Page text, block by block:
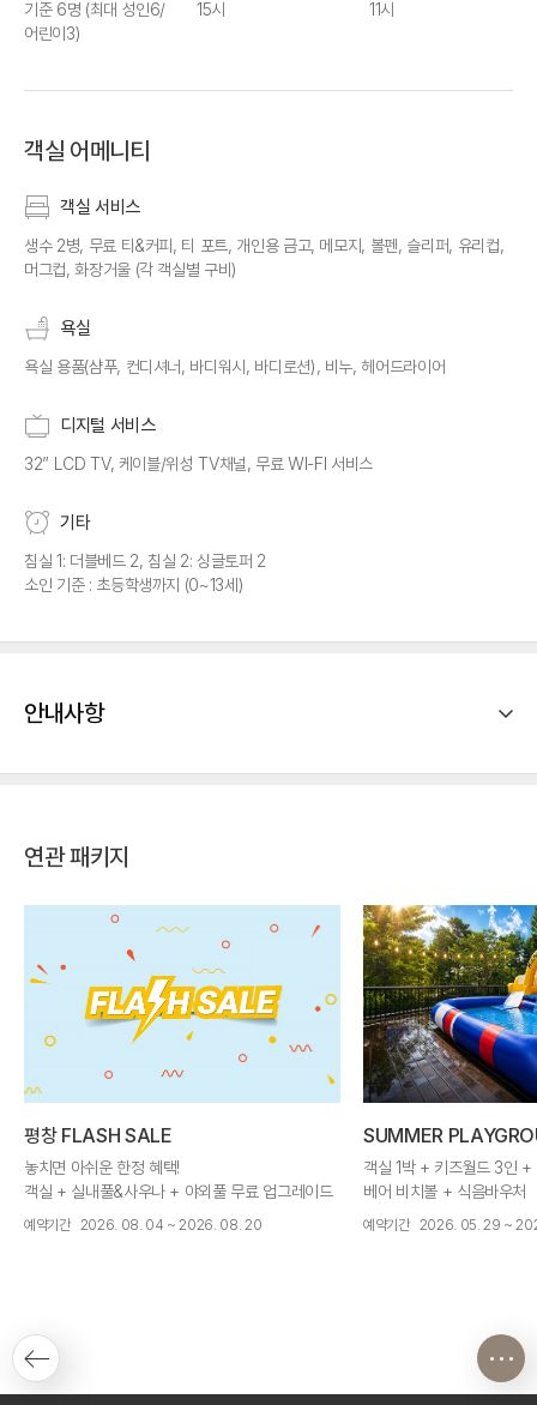
기준 6명 (최대 성인6/
어린이3)
15시 11시
객실 어메니티
객실 서비스
생수 2병, 무료 티&커피, 티 포트, 개인용 금고, 메모지, 볼펜, 슬리퍼, 유리컵,
머그컵, 화장거울 (각 객실별 구비)
욕실
욕실 용품(샴푸, 컨디셔너, 바디워시, 바디로션), 비누, 헤어드라이어
디지털 서비스
32” LCD TV, 케이블/위성 TV채널, 무료 WI-FI 서비스
기타
침실 1: 더블베드 2, 침실 2: 싱글토퍼 2
소인 기준 : 초등학생까지 (0~13세)
안내사항
연관 패키지
평창 FLASH SALE
놓치면 아쉬운 한정 혜택!
객실 + 실내풀&사우나 + 야외풀 무료 업그레이드
+ 주중 레이트 체크아웃 12시
예약기간 2026. 08. 04 ~ 2026. 08. 20
SUMMER
객실 1박 + 키즈월드 3인
베어 비치볼 + 식음바우처
예약기간 2026. 05. 29 ~